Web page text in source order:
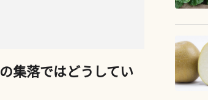
集落ではどうしてい